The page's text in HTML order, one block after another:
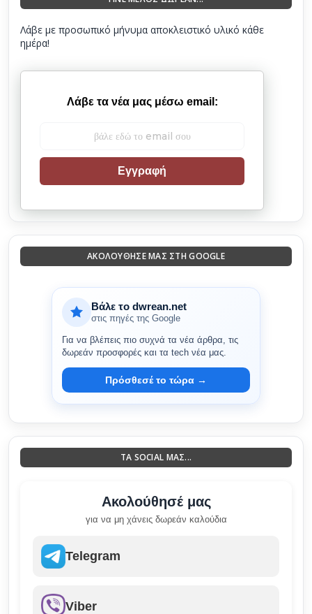
Λάβε με προσωπικό μήνυμα αποκλειστικό υλικό κάθε
ημέρα!
Λάβε τα νέα μας μέσω email:
Εγγραφή
ΑΚΟΛΟΎΘΗΣΈ ΜΑΣ ΣΤΗ GOOGLE
Βάλε το dwrean.net
στις πηγές της Google
Για να βλέπεις πιο συχνά τα νέα άρθρα, τις
δωρεάν προσφορές και τα tech νέα μας.
Πρόσθεσέ το τώρα →
ΤΑ SOCIAL ΜΑΣ...
Ακολούθησέ μας
για να μη χάνεις δωρεάν καλούδια
Telegram
Viber